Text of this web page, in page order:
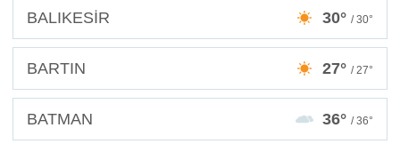
BALIKESİR 30° / 30°
BARTIN 27° / 27°
BATMAN 36° / 36°